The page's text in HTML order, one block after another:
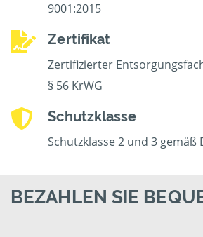
9001:2015
Zertifikat
Zertifizierter
§ 56 KrWG
Schutzklasse
Schutzklasse 2 und 3 gemäß
BEZAHLEN SIE